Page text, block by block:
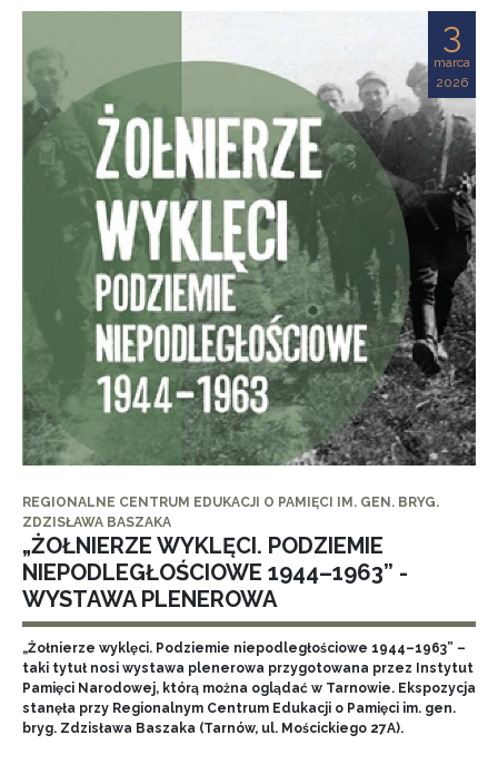
3
marca
2026
REGIONALNE CENTRUM EDUKACJI O PAMIĘCI IM. GEN. BRYG.
ZDZISŁAWA BASZAKA
„ŻOŁNIERZE WYKLĘCI. PODZIEMIE
NIEPODLEGŁOŚCIOWE 1944–1963” -
WYSTAWA PLENEROWA
„Żołnierze wyklęci. Podziemie niepodległościowe 1944–1963” –
taki tytuł nosi wystawa plenerowa przygotowana przez Instytut
Pamięci Narodowej, którą można oglądać w Tarnowie. Ekspozycja
stanęła przy Regionalnym Centrum Edukacji o Pamięci im. gen.
bryg. Zdzisława Baszaka (Tarnów, ul. Mościckiego 27A).